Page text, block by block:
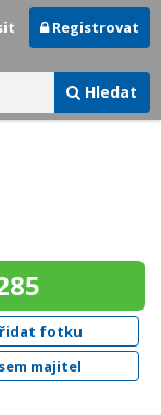
Hledat
Registrovat
fotku
majitel